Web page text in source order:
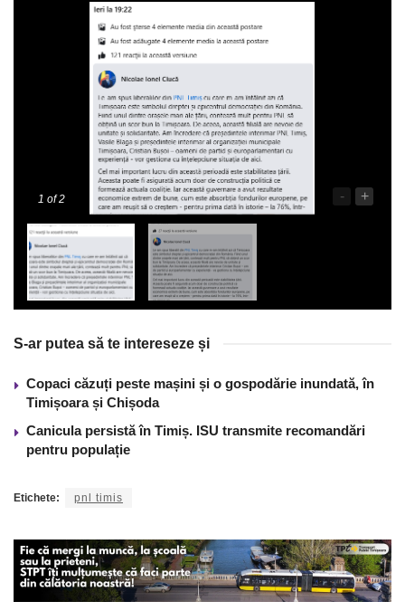
1 of 2 - +
S-ar putea să te intereseze și
Copaci căzuți peste mașini și o gospodărie inundată, în
Timișoara și Chișoda
Canicula persistă în Timiș. ISU transmite recomandări
pentru populație
Etichete: pnl timis